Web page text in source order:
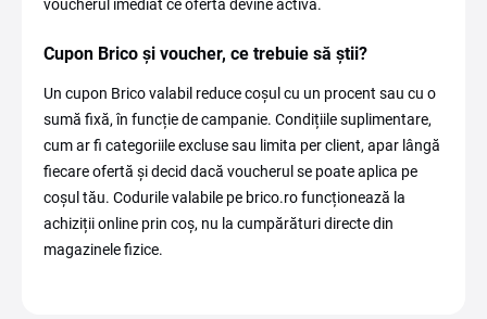
voucherul imediat ce oferta devine activă.
Cupon Brico și voucher, ce trebuie să știi?
Un cupon Brico valabil reduce coșul cu un procent sau cu o
sumă fixă, în funcție de campanie. Condițiile suplimentare,
cum ar fi categoriile excluse sau limita per client, apar lângă
fiecare ofertă și decid dacă voucherul se poate aplica pe
coșul tău. Codurile valabile pe brico.ro funcționează la
achiziții online prin coș, nu la cumpărături directe din
magazinele fizice.